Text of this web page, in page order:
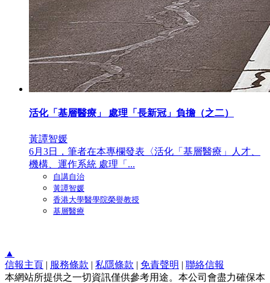
活化「基層醫療」 處理「長新冠」負擔（之二）
黃譚智媛
6月3日，筆者在本專欄發表〈活化「基層醫療」人才、
機構、運作系統 處理「...
自講自治
黃譚智媛
香港大學醫學院榮譽教授
基層醫療
▲
信報主頁 | 服務條款 | 私隱條款 | 免責聲明 | 聯絡信報
本網站所提供之一切資訊僅供參考用途。本公司會盡力確保本